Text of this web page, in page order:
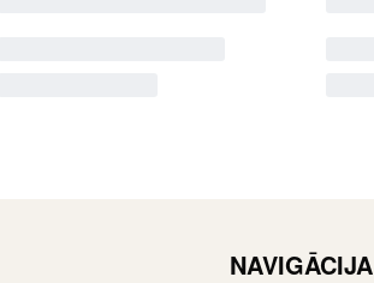
NAVIGĀCIJA